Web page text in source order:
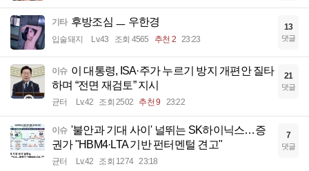
기타 후방조심 ㅡ 우한경
입술돼지 Lv.43 조회 4565 추천 2 23:23
13
댓글
이슈 이 대통령, ISA·주가 누르기 방지 개편안 질타
하며 “전면 재검토” 지시
균터 Lv.42 조회 2502 추천 9 23:22
21
댓글
이슈 '불안과 기대 사이' 널뛰는 SK하이닉스…증
권가 "HBM4·LTA 기반 펀터멘털 견고"
균터 Lv.42 조회 1274 23:18
7
댓글